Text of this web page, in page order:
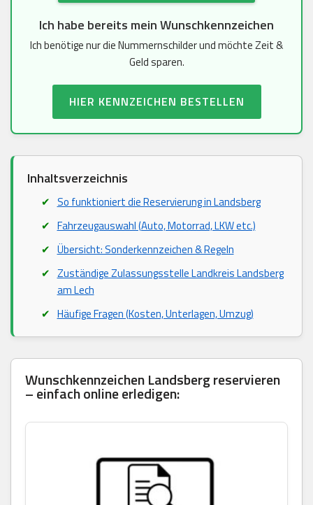
Ich habe bereits mein Wunschkennzeichen
Ich benötige nur die Nummernschilder und möchte Zeit &
Geld sparen.
HIER KENNZEICHEN BESTELLEN
Inhaltsverzeichnis
So funktioniert die Reservierung in Landsberg
Fahrzeugauswahl (Auto, Motorrad, LKW etc.)
Übersicht: Sonderkennzeichen & Regeln
Zuständige Zulassungsstelle Landkreis Landsberg
am Lech
Häufige Fragen (Kosten, Unterlagen, Umzug)
Wunschkennzeichen Landsberg reservieren
– einfach online erledigen: